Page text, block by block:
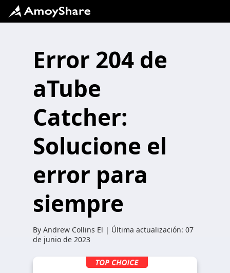
Error 204 de
aTube
Catcher:
Solucione el
error para
siempre
By Andrew Collins El | Última actualización: 07
de junio de 2023